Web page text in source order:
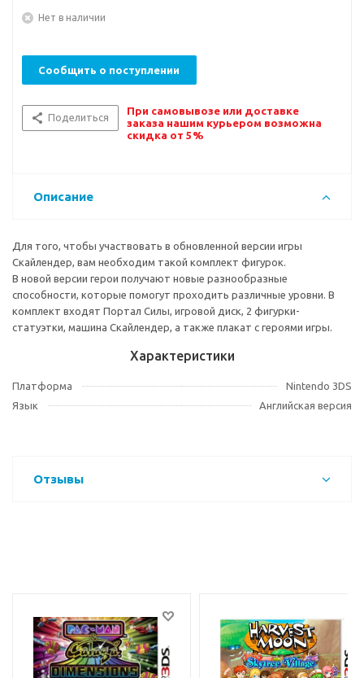
Нет в наличии
Сообщить о поступлении
Поделиться
При самовывозе или доставке
заказа нашим курьером возможна
скидка от 5%
Описание
Для того, чтобы участвовать в обновленной версии игры
Скайлендер, вам необходим такой комплект фигурок.
В новой версии герои получают новые разнообразные
способности, которые помогут проходить различные уровни. В
комплект входят Портал Силы, игровой диск, 2 фигурки-
статуэтки, машина Скайлендер, а также плакат с героями игры.
Характеристики
Платформа
Nintendo 3DS
Язык
Английская версия
Отзывы